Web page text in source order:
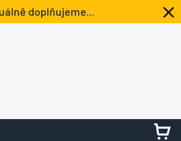
doplňujeme...